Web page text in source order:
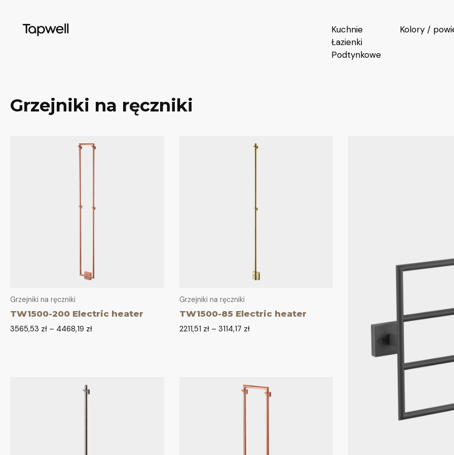
content
Kuchnie
Łazienki
Podtynkowe
Kolory /
Grzejniki na ręczniki
Grzejniki na ręczniki
TW1500-200 Electric heater
3565,53 zł – 4468,19 zł
Grzejniki na ręczniki
TW1500-85 Electric heater
2211,51 zł– 3114,17 zł